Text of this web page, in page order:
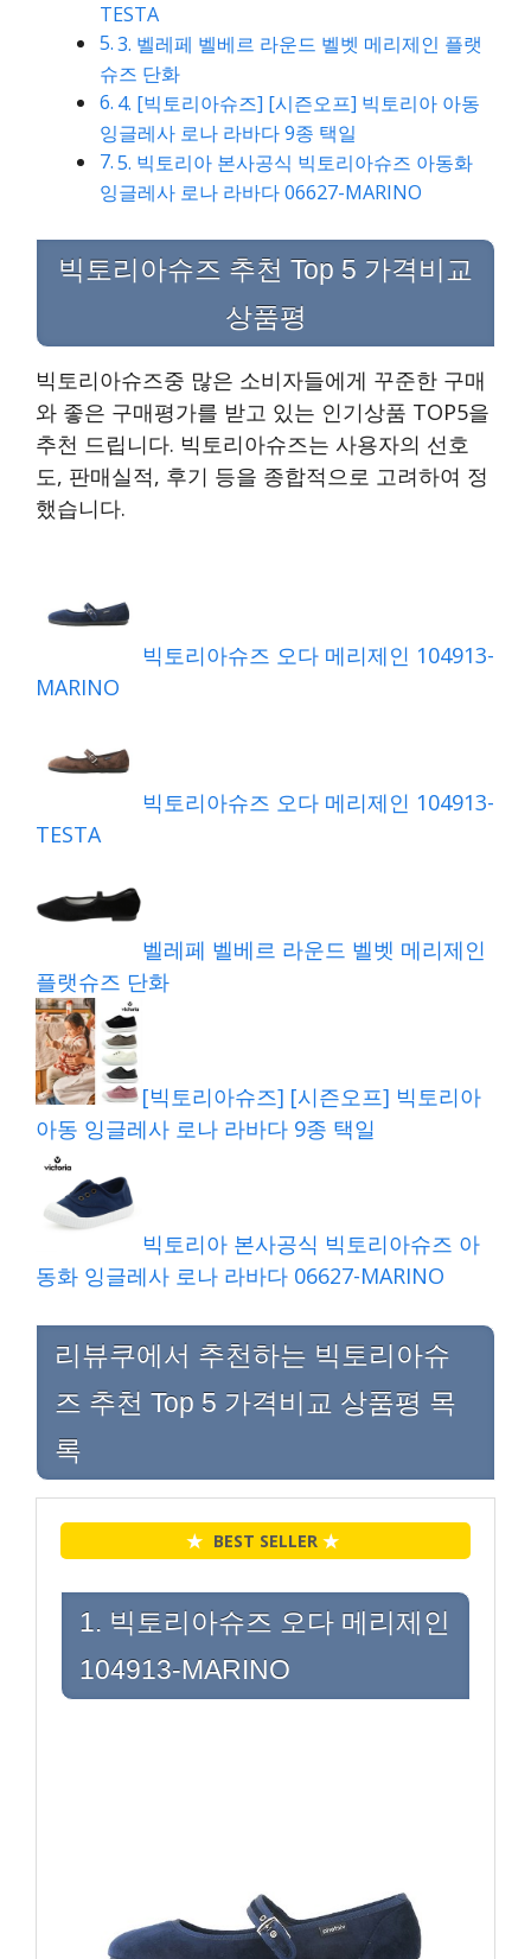
TESTA
3. 벨레페 벨베르 라운드 벨벳 메리제인 플랫
슈즈 단화
4. [빅토리아슈즈] [시즌오프] 빅토리아 아동
잉글레사 로나 라바다 9종 택일
5. 빅토리아 본사공식 빅토리아슈즈 아동화
잉글레사 로나 라바다 06627-MARINO
빅토리아슈즈 추천 Top 5 가격비교
상품평
빅토리아슈즈중 많은 소비자들에게 꾸준한 구매
와 좋은 구매평가를 받고 있는 인기상품 TOP5을
추천 드립니다. 빅토리아슈즈는 사용자의 선호
도, 판매실적, 후기 등을 종합적으로 고려하여 정
했습니다.
빅토리아슈즈 오다 메리제인 104913-
MARINO
빅토리아슈즈 오다 메리제인 104913-
TESTA
벨레페 벨베르 라운드 벨벳 메리제인
플랫슈즈 단화
[빅토리아슈즈] [시즌오프] 빅토리아
아동 잉글레사 로나 라바다 9종 택일
빅토리아 본사공식 빅토리아슈즈 아
동화 잉글레사 로나 라바다 06627-MARINO
리뷰쿠에서 추천하는 빅토리아슈
즈 추천 Top 5 가격비교 상품평 목
록
★ BEST SELLER ★
1. 빅토리아슈즈 오다 메리제인
104913-MARINO